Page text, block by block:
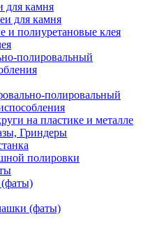
для камня
для камня
и полиуретановые клея
полировальный
полировальный
на пластике и металле
Гриндеры
полировки
(фаты)